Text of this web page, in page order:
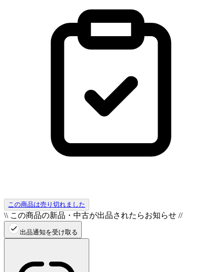
この商品は売り切れました
\\ この商品の新品・中古が出品されたらお知らせ //
出品通知を受け取る